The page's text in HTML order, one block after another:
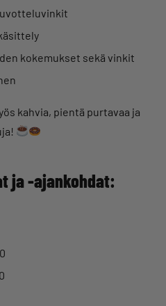
kokemukset sekä vinkit
kahvia, pientä purtavaa ja
ja -ajankohdat: